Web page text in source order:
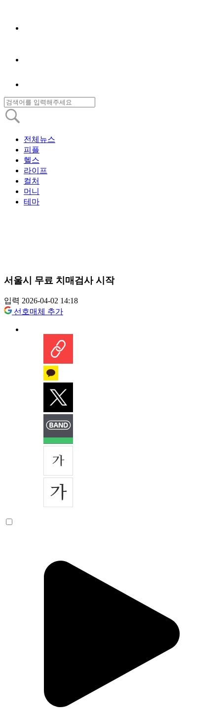
전체뉴스
피플
헬스
라이프
컬처
머니
테마
서울시 무료 치매검사 시작
입력 2026-04-02 14:18
선호매체 추가